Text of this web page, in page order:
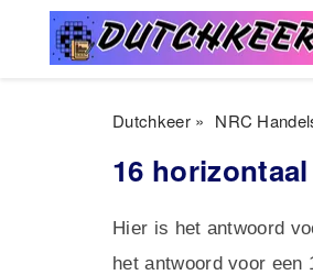
Dutchkeer» NRC
16
Hier is het antwoord
het antwoord voor